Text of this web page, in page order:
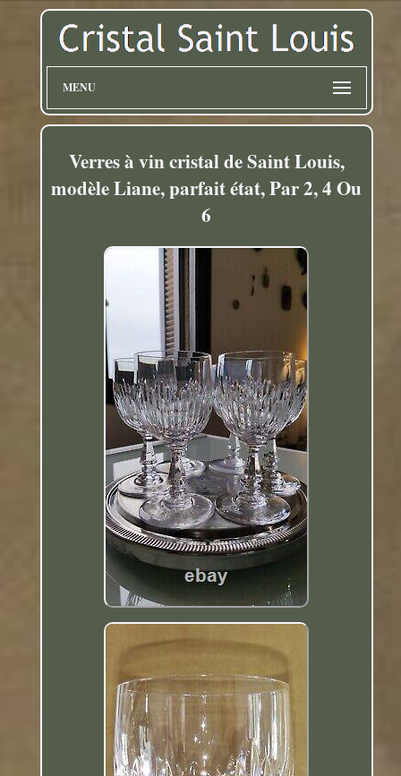
MENU
Verres à vin cristal de Saint Louis,
modèle Liane, parfait état, Par 2, 4 Ou
6